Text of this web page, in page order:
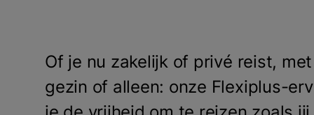
Of je nu zakelijk of privé reist,
gezin of alleen: onze Flexiplus-